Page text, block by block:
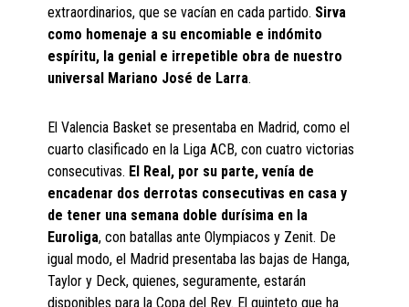
extraordinarios, que se vacían en cada partido. Sirva
como homenaje a su encomiable e indómito
espíritu, la genial e irrepetible obra de nuestro
universal Mariano José de Larra.
El Valencia Basket se presentaba en Madrid, como el
cuarto clasificado en la Liga ACB, con cuatro victorias
consecutivas. El Real, por su parte, venía de
encadenar dos derrotas consecutivas en casa y
de tener una semana doble durísima en la
Euroliga, con batallas ante Olympiacos y Zenit. De
igual modo, el Madrid presentaba las bajas de Hanga,
Taylor y Deck, quienes, seguramente, estarán
disponibles para la Copa del Rey. El quinteto que ha